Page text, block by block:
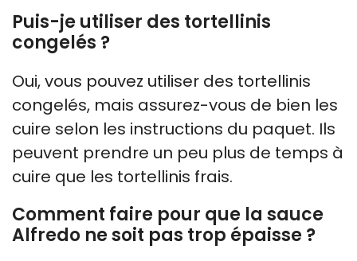
Puis-je utiliser des tortellinis
congelés ?
Oui, vous pouvez utiliser des tortellinis
congelés, mais assurez-vous de bien les
cuire selon les instructions du paquet. Ils
peuvent prendre un peu plus de temps à
cuire que les tortellinis frais.
Comment faire pour que la sauce
Alfredo ne soit pas trop épaisse ?